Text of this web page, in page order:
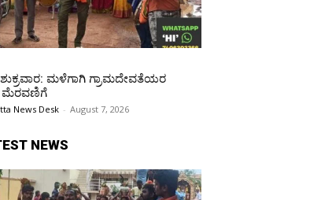
ಮಳೆಗಾಗಿ ಗ್ರಾಮದೇವತೆಯರ
ಮೆರವಣಿಗೆ
News Desk - August 7, 2026
NEWS